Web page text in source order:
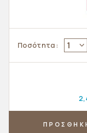
Ποσότητα: 1